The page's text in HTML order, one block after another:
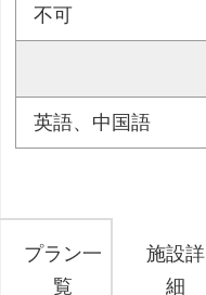
不可
英語、中国語
プラン一
覧
施設詳
細